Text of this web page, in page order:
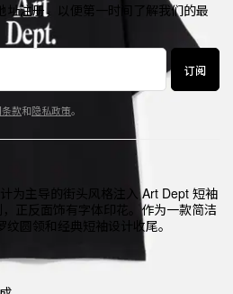
址注册，以便第一时间了解我们的最
订阅
款和隐私政策。
为主导的街头风格注入 Art Dept 短袖
正反面饰有字体印花。作为一款简洁
圆领和经典短袖设计收尾。